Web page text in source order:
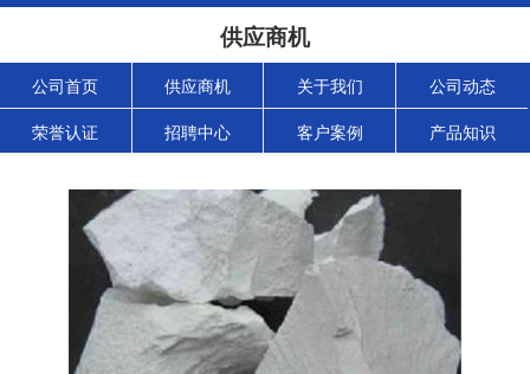
供应商机
公司首页 供应商机 关于我们 公司动态
荣誉认证 招聘中心 客户案例 产品知识